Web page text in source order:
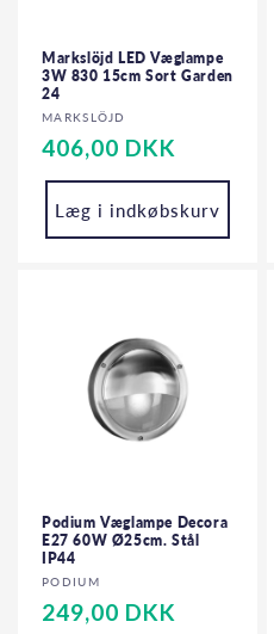
Markslöjd LED Væglampe
3W 830 15cm Sort Garden
24
Forhandler:
MARKSLÖJD
Normalpris
406,00 DKK
Læg i indkøbskurv
Podium Væglampe Decora
E27 60W Ø25cm. Stål
IP44
Forhandler:
PODIUM
Normalpris
249,00 DKK